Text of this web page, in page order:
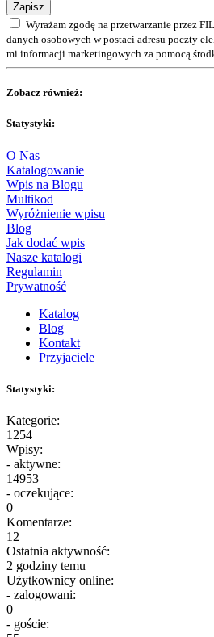
Zapisz
Wyrażam zgodę na przetwarzanie przez
danych osobowych w postaci adresu poczty
mi informacji marketingowych za pomocą
Zobacz również:
Statystyki:
O Nas
Katalogowanie
Wpis na Blogu
Multikod
Wyróżnienie wpisu
Blog
Jak dodać wpis
Nasze katalogi
Regulamin
Prywatność
Katalog
Blog
Kontakt
Przyjaciele
Statystyki:
Kategorie:
1254
Wpisy:
- aktywne:
14953
- oczekujące:
0
Komentarze:
12
Ostatnia aktywność:
2 godziny temu
Użytkownicy online:
- zalogowani:
0
- goście: